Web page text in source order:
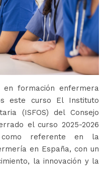
en formación enfermera
este curso El Instituto
(ISFOS) del Consejo
el curso 2025-2026
como referente en la
en España, con un
la innovación y la